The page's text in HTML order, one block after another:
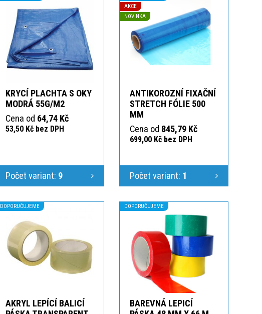
KRYCÍ PLACHTA S OKY
MODRÁ 55G/M2
Cena od 64,74 Kč
53,50 Kč bez DPH
Počet variant: 9
AKCE
NOVINKA
ANTIKOROZNÍ FIXAČNÍ
STRETCH FÓLIE 500
MM
Cena od 845,79 Kč
699,00 Kč bez DPH
Počet variant: 1
DOPORUČUJEME
AKRYL LEPÍCÍ BALICÍ
DOPORUČUJEME
BAREVNÁ LEPICÍ